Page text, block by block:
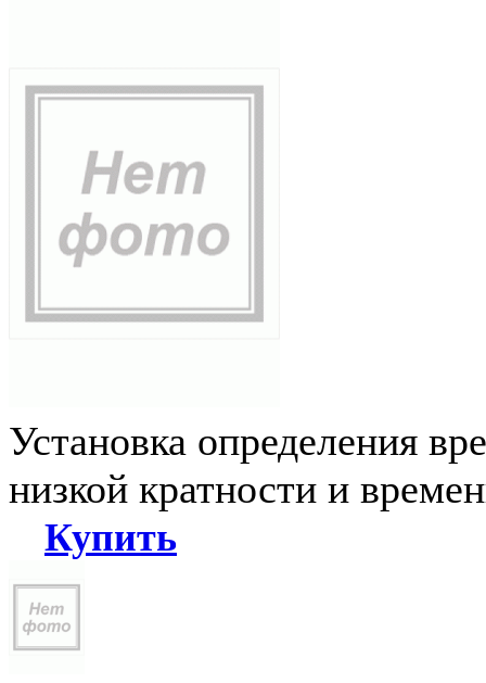
Установка определения
низкой кратности и
Купить